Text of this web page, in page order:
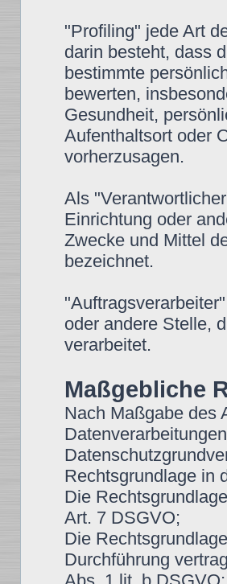
"Profiling" jede Art
darin besteht, dass
bestimmte
bewerten,
Gesundheit,
Aufenthaltsort oder
vorherzusagen.
Als
Einrichtung oder
Zwecke und Mittel
bezeichnet.
oder andere Stelle,
verarbeitet.
Maßgebliche
Nach Maßgabe des
Rechtsgrundlage in
Die
Art. 7 DSGVO;
Die
Durchführung